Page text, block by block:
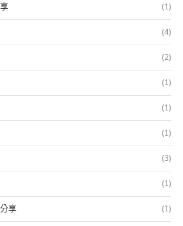
(1)
(4)
(2)
(1)
(1)
(1)
(3)
(1)
享 (1)